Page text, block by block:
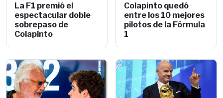
La F1 premió el
espectacular doble
sobrepaso de
Colapinto
Colapinto quedó
entre los 10 mejores
pilotos de la Fórmula
1